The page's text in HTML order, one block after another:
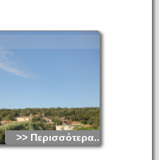
>> Περισσότερα...